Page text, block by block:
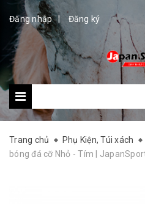
Đăng nhập Đăng ký
Trang chủ Phụ Kiện, Túi xách
bóng đá cỡ Nhỏ - Tím |